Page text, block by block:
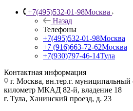
+7(495)532-01-98Москва
Назад
Телефоны
+7(495)532-01-98Москва
+7 (916)663-72-62Москва
+7(930)797-46-14Тула
Контактная информация
г. Москва, вн.тер.г. муниципальный
километр МКАД 82-й, владение 18
г. Тула, Ханинский проезд, д. 23